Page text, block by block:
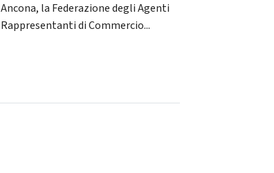
Ancona, la Federazione degli Agenti
Rappresentanti di Commercio...